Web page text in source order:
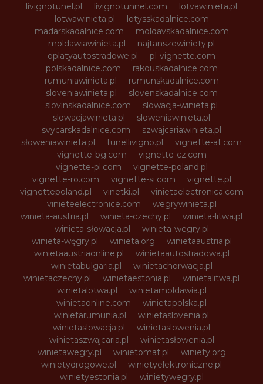
livignotunel.pl
livignotunnel.com
lotvawinieta.pl
lotwawinieta.pl
lotysskadalnice.com
madarskadalnice.com
moldavskadalnice.com
moldawiawinieta.pl
najtanszewiniety.pl
oplatyautostradowe.pl
pl-vignette.com
polskadalnice.com
rakouskadalnice.com
rumuniawinieta.pl
rumunskadalnice.com
sloveniawinieta.pl
slovenskadalnice.com
slovinskadalnice.com
slowacja-winieta.pl
slowacjawinieta.pl
sloweniawinieta.pl
svycarskadalnice.com
szwajcariawinieta.pl
słoweniawinieta.pl
tunellivigno.pl
vignette-at.com
vignette-bg.com
vignette-cz.com
vignette-pl.com
vignette-poland.pl
vignette-ro.com
vignette-si.com
vignette.pl
vignettepoland.pl
vinetki.pl
vinietaelectronica.com
vinieteelectronice.com
wegrywinieta.pl
winieta-austria.pl
winieta-czechy.pl
winieta-litwa.pl
winieta-słowacja.pl
winieta-wegry.pl
winieta-węgry.pl
winieta.org
winietaaustria.pl
winietaaustriaonline.pl
winietaautostradowa.pl
winietabulgaria.pl
winietachorwacja.pl
winietaczechy.pl
winietaestonia.pl
winietalitwa.pl
winietalotwa.pl
winietamoldawia.pl
winietaonline.com
winietapolska.pl
winietarumunia.pl
winietaslovenia.pl
winietaslowacja.pl
winietaslowenia.pl
winietaszwajcaria.pl
winietasłowenia.pl
winietawegry.pl
winietomat.pl
winiety.org
winietydrogowe.pl
winietyelektroniczne.pl
winietyestonia.pl
winietywegry.pl